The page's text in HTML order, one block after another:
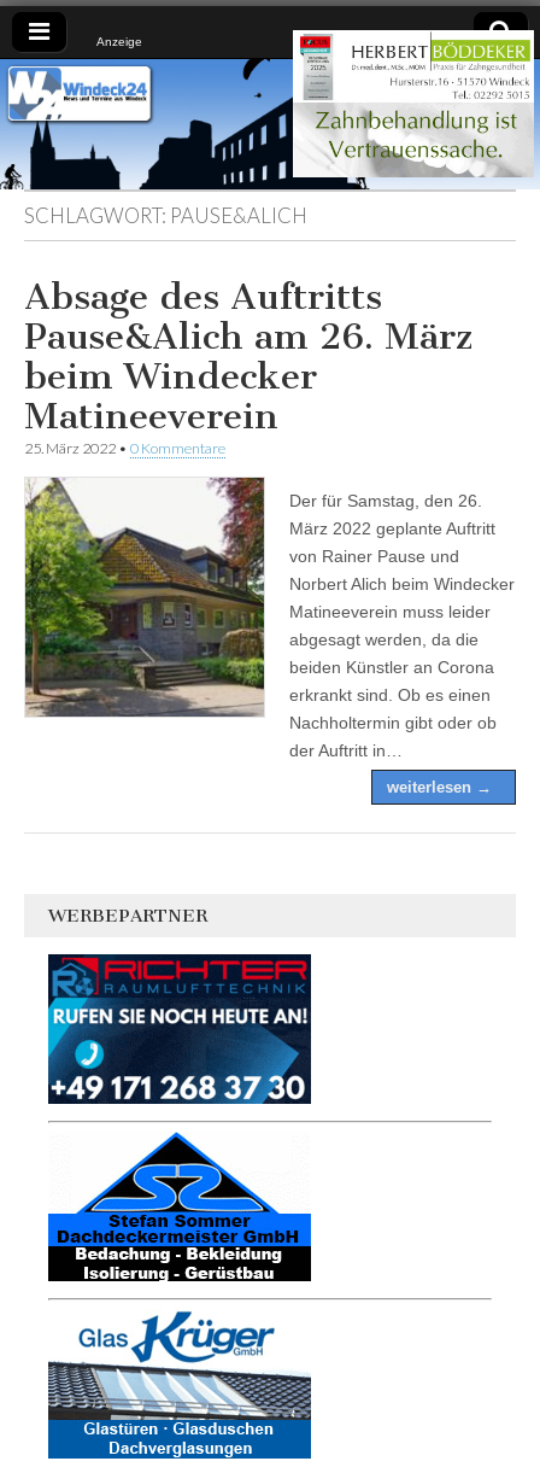
Anzeige
Windeck24
Nachrichten
aus dem
Ländchen
für das
Ländchen
SCHLAGWORT: PAUSE&ALICH
Absage des Auftritts
Pause&Alich am 26. März
beim Windecker
Matineeverein
25. März 2022 • 0 Kommentare
Der für Samstag, den 26.
März 2022 geplante Auftritt
von Rainer Pause und
Norbert Alich beim Windecker
Matineeverein muss leider
abgesagt werden, da die
beiden Künstler an Corona
erkrankt sind. Ob es einen
Nachholtermin gibt oder ob
der Auftritt in…
weiterlesen →
WERBEPARTNER